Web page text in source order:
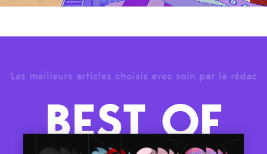
Les meilleurs articles choisis avec soin par la rédac
BEST OF